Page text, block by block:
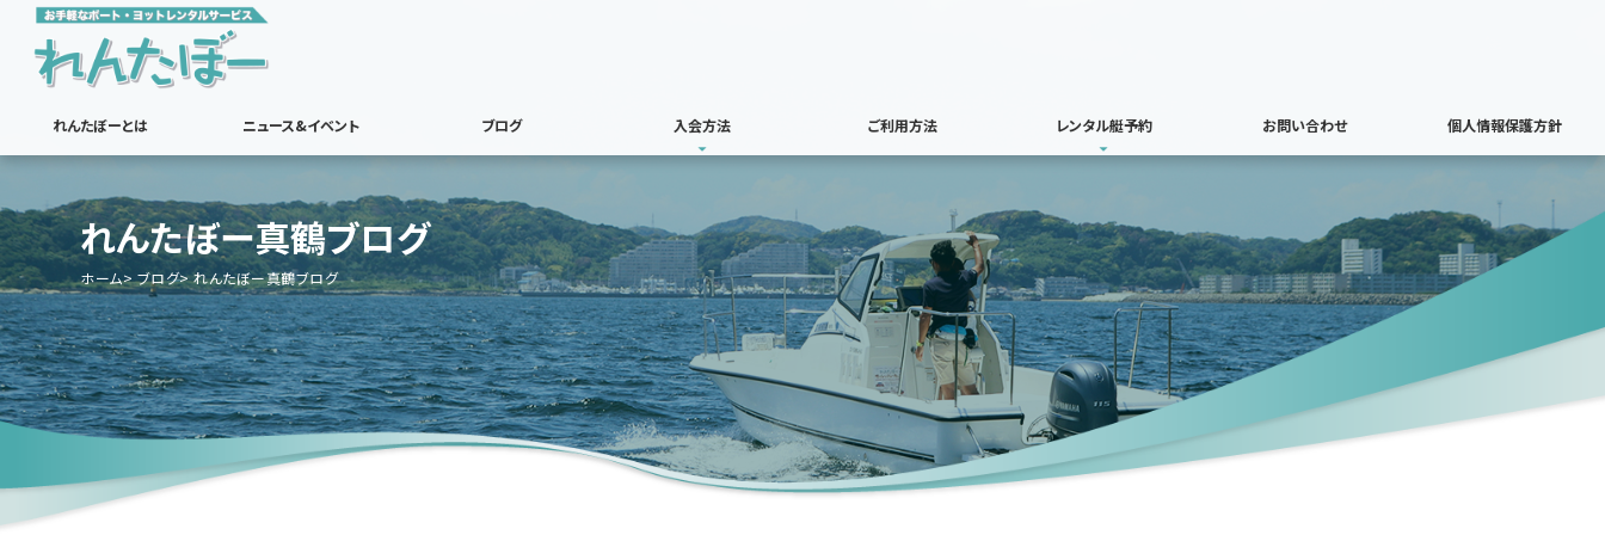
れんたぼーとは ニュース&イベント ブログ 入会方法 ご利用方法 レンタル艇予約 お問い合わせ 個人情報保護方針
れんたぼー真鶴ブログ
ホーム ブログ れんたぼー真鶴ブログ